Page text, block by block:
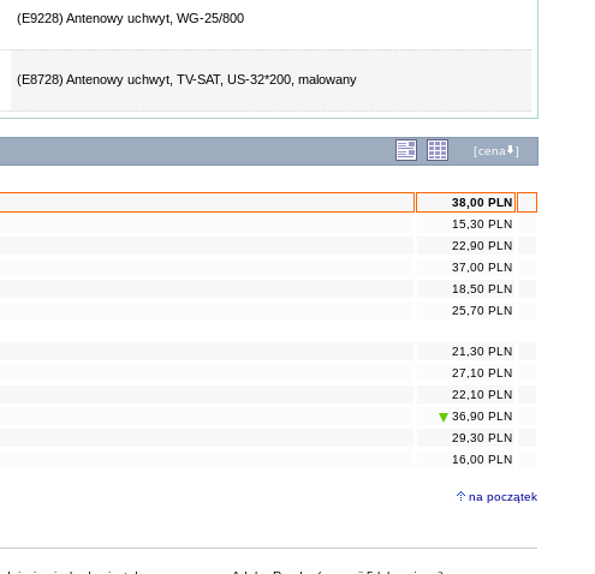
(E9228) Antenowy uchwyt, WG-25/800
(E8728) Antenowy uchwyt, TV-SAT, US-32*200, malowany
[cena ]
38,00 PLN
15,30 PLN
22,90 PLN
37,00 PLN
18,50 PLN
25,70 PLN
21,30 PLN
27,10 PLN
22,10 PLN
36,90 PLN
29,30 PLN
16,00 PLN
na początek